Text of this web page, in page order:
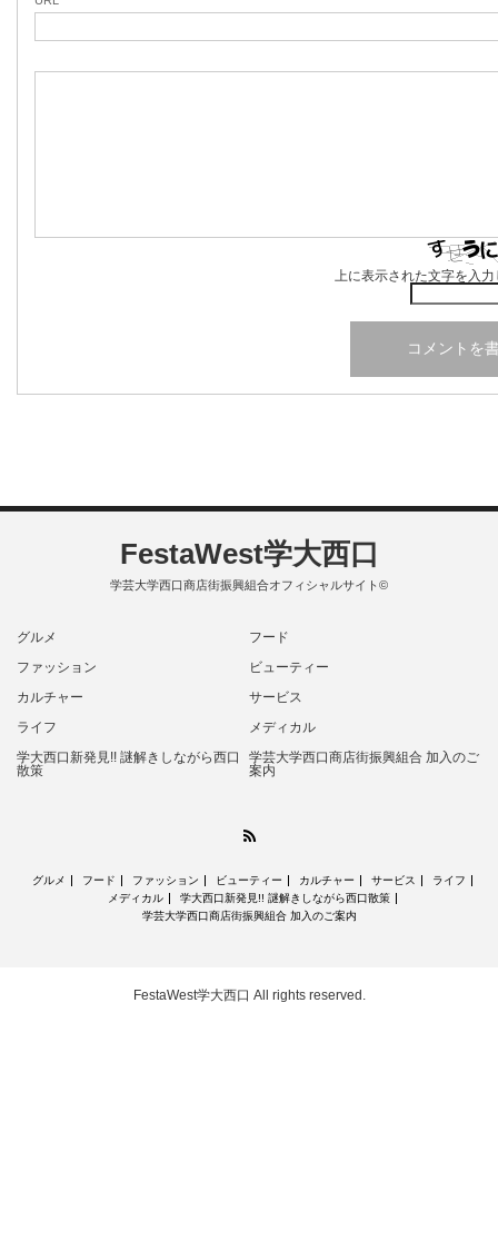
上に表示された文字を入
FestaWest学大西口
学芸大学西口商店街振興組合オフィシャルサイト©
グルメ
フード
ファッション
ビューティー
カルチャー
サービス
ライフ
メディカル
学大西口新発見!! 謎解きしながら西口
散策
学芸大学西口商店街振興組合 加入のご
案内
グルメ フード ファッション ビューティー カルチャー サービス
ライフ
メディカル
学大西口新発見!! 謎解きしながら西口散策
学芸大学西口商店街振興組合 加入のご案内
FestaWest学大西口 All rights reserved.